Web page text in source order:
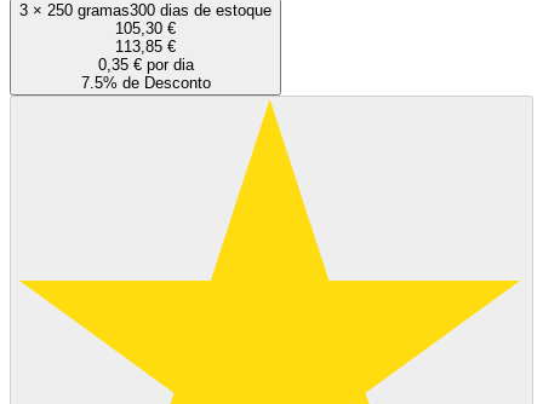
3 × 250 gramas300 dias de estoque
105,30 €
113,85 €
0,35 € por dia
7.5% de Desconto